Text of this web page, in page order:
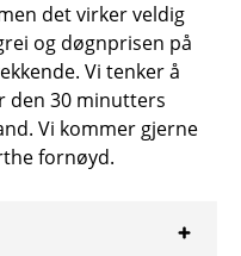
det virker veldig
og døgnprisen på
Vi tenker å
den 30 minutters
Vi kommer gjerne
fornøyd.